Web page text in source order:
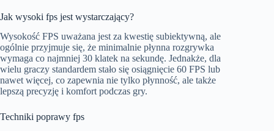
Jak wysoki fps jest wystarczający?
Wysokość FPS uważana jest za kwestię subiektywną, ale
ogólnie przyjmuje się, że minimalnie płynna rozgrywka
wymaga co najmniej 30 klatek na sekundę. Jednakże, dla
wielu graczy standardem stało się osiągnięcie 60 FPS lub
nawet więcej, co zapewnia nie tylko płynność, ale także
lepszą precyzję i komfort podczas gry.
Techniki poprawy fps